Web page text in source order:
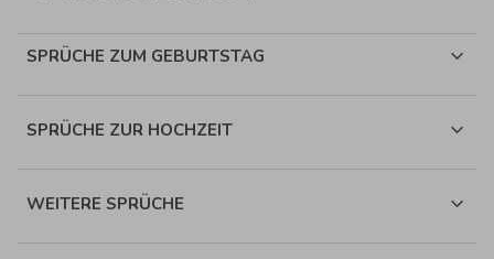
SPRÜCHE ZUM GEBURTSTAG
SPRÜCHE ZUR HOCHZEIT
WEITERE SPRÜCHE